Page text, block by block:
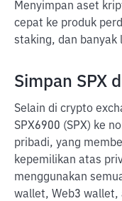
Menyimpan aset
cepat ke produk
staking, dan banyak
Simpan SPX
Selain di crypto
SPX6900 (SPX) ke
pribadi, yang
kepemilikan atas
menggunakan
wallet, Web3 wallet,